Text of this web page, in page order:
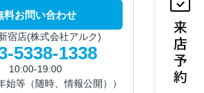
料お問い合わせ
宿店(株式会社アルク)
5338-1338
10:00-19:00
始等（随時、情報公開））